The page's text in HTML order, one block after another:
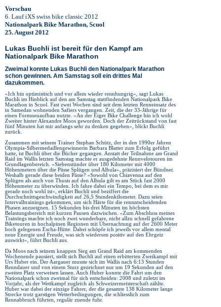
Vorschau
6. Lauf iXS swiss bike classic 2012
Nationalpark Bike Marathon, Scuol
25. August 2012
Lukas Buchli ist bereit für den Kampf am
Nationalpark Bike Marathon
Zweimal konnte Lukas Buchli den Nationalpark Marathon
schon gewinnen. Am Samstag soll ein drittes Mal
dazukommen.
«Ich bin optimistisch und vor allem wieder rennhungrig», sagt Lukas
Buchli im Hinblick auf den am Samstag stattfindenden Nationalpark Bike
Marathon in Scuol. Fast zwei Wochen sind seit dem letzten Renneinsatz des
in Samedan wohnenden Safiers vergangen. Zeit, die der 33-Jährige für
einen Formneuaufbau nutzte. «An der Eiger Bike Challenge bin ich wohl
Zweiter hinter Alexandre Moos geworden. Doch der Zeitrückstand von fast
fünf Minuten hat mir anfangs sehr zu denken gegeben», blickt Buchli
zurück.
Zusammen mit seinem Trainer Stephan Schütz, der in den 1990er Jahren
Olympia-Silbermedaillengewinnerin Barbara Blatter zum Erfolg geführt
hatte, ist Buchli über die Bücher gegangen. Anstatt der Teilnahme am Grand
Raid im Wallis letzten Samstag machte er ausgedehnte Rennvelotouren im
Grundlagenbereich. «Siebenstünder über 180 Kilometer mit 4000
Höhenmetern über die Pässe Splügen und Albula», präzisiert der Bündner.
Weshalb gerade diese beiden Pässe? «Sowohl von Chiavenna auf den
Splügen als auch von Thusis auf den Albula gilt es am Stück fast 2000
Höhenmeter zu überwinden. Ich fahre dabei ein Tempo, bei dem es mir
gerade noch wohl ist», erklärt Buchli und beziffert die
Durchschnittsgeschwindigkeit auf 26,5 Stundenkilometer. Dazu seien
Intervalltrainings gekommen, um sich Härte für die rennntscheidenden
Phasen anzueignen. 15 Sekunden bis drei Minuten im höchsten
Belastungsbereich mit kurzen Pausen dazwischen. «Zum Abschluss meines
Trainings machte ich noch zwei wunderbare, nicht allzu schnell gefahrene
Biketouren in hochalpinen Regionen mit Übernachtung auf der 2600 Meter
hoch gelegenen Escha-Hütte. Dabei schöpfe ich jeweils vor allem mental
neue Energie und Freude, was sich wiederum positiv auf den Ehrgeiz
auswirkt», führt Buchli aus.
Da Moos nach seinem knappen Sieg am Grand Raid am kommenden
Wochenende pausiert, stellt sich Buchli auf einen erbitterten Zweikampf mit
Urs Huber ein. Der Aargauer musste sich im Wallis nach 6:13 Stunden
Renndauer und von einem Sturz gezeichnet nur um 19 Sekunden auf den
zweiten Platz verweisen lassen. Auch Huber konnte die Fahrt um den
Nationalpark schon zweimal für sich entscheiden: 2008 und zuletzt im
Vorjahr, als der Wettkampf zugleich als Schweizermeisterschaft zählte.
Huber war dabei der einzige Fahrer, der die gesamte 138 Kilometer lange
Strecke trotz garstigen Wetterbedingungen, die schliesslich zum
Rennabbruch führten, regulär zuende fuhr.